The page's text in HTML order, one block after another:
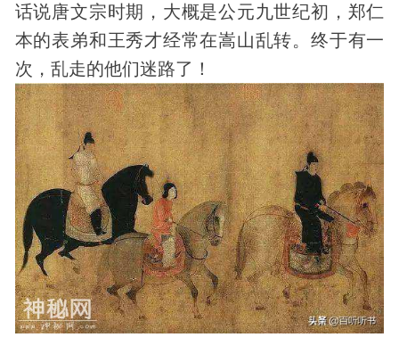
话说唐文宗时期，大概是公元九世纪初，郑仁
本的表弟和王秀才经常在嵩山乱转。终于有一
次，乱走的他们迷路了！